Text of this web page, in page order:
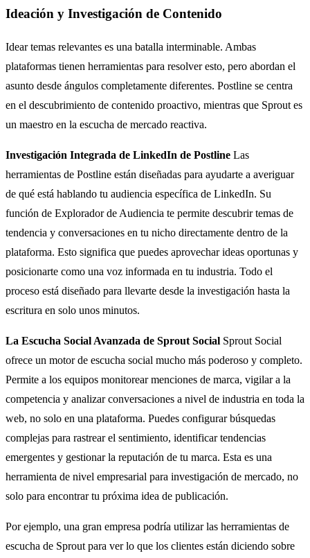
Ideación y Investigación de Contenido
Idear temas relevantes es una batalla interminable. Ambas
plataformas tienen herramientas para resolver esto, pero abordan el
asunto desde ángulos completamente diferentes. Postline se centra
en el descubrimiento de contenido proactivo, mientras que Sprout es
un maestro en la escucha de mercado reactiva.
Investigación Integrada de LinkedIn de Postline Las
herramientas de Postline están diseñadas para ayudarte a averiguar
de qué está hablando tu audiencia específica de LinkedIn. Su
función de Explorador de Audiencia te permite descubrir temas de
tendencia y conversaciones en tu nicho directamente dentro de la
plataforma. Esto significa que puedes aprovechar ideas oportunas y
posicionarte como una voz informada en tu industria. Todo el
proceso está diseñado para llevarte desde la investigación hasta la
escritura en solo unos minutos.
La Escucha Social Avanzada de Sprout Social Sprout Social
ofrece un motor de escucha social mucho más poderoso y completo.
Permite a los equipos monitorear menciones de marca, vigilar a la
competencia y analizar conversaciones a nivel de industria en toda la
web, no solo en una plataforma. Puedes configurar búsquedas
complejas para rastrear el sentimiento, identificar tendencias
emergentes y gestionar la reputación de tu marca. Esta es una
herramienta de nivel empresarial para investigación de mercado, no
solo para encontrar tu próxima idea de publicación.
Por ejemplo, una gran empresa podría utilizar las herramientas de
escucha de Sprout para ver lo que los clientes están diciendo sobre